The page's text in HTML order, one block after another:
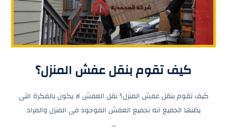
كيف تقوم بنقل عفش المنزل؟
كيف تقوم بنقل عفش المنزل؟ نقل العفش لا يكون بالفكرة التى
يظنها الجميع انه تجميع العفش الموجود فى المنزل والمراد
...